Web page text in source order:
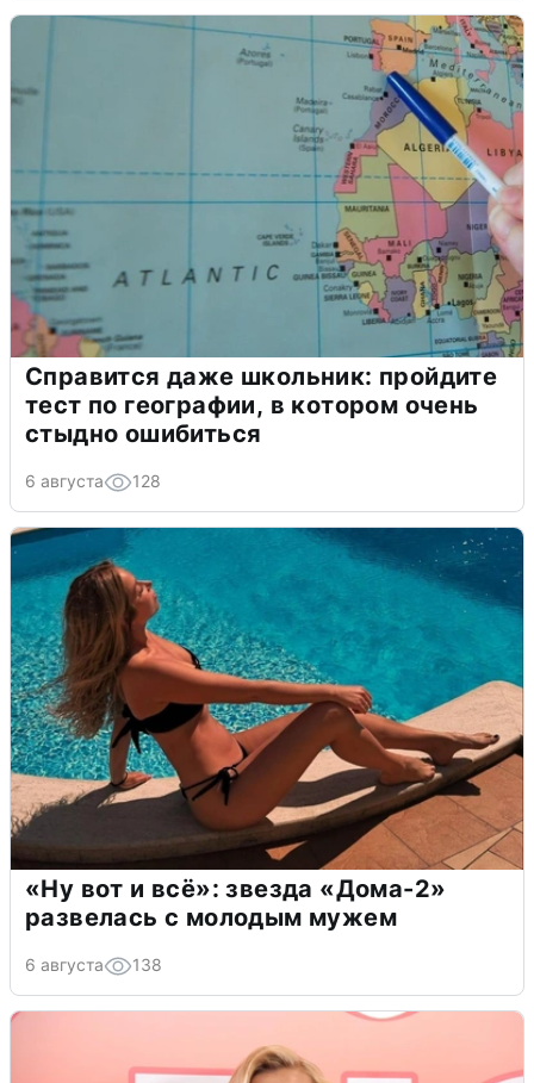
Справится даже школьник: пройдите
тест по географии, в котором очень
стыдно ошибиться
6 августа 128
«Ну вот и всё»: звезда «Дома-2»
развелась с молодым мужем
6 августа 138